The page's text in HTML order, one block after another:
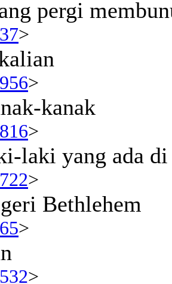
pergi
>
>
kanak
>
laki yang ada di
>
Bethlehem
>
>